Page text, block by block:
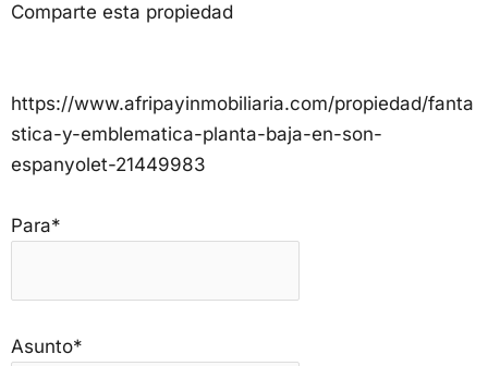
Comparte esta propiedad
https://www.afripayinmobiliaria.com/propiedad/fanta
stica-y-emblematica-planta-baja-en-son-
espanyolet-21449983
Para*
Asunto*